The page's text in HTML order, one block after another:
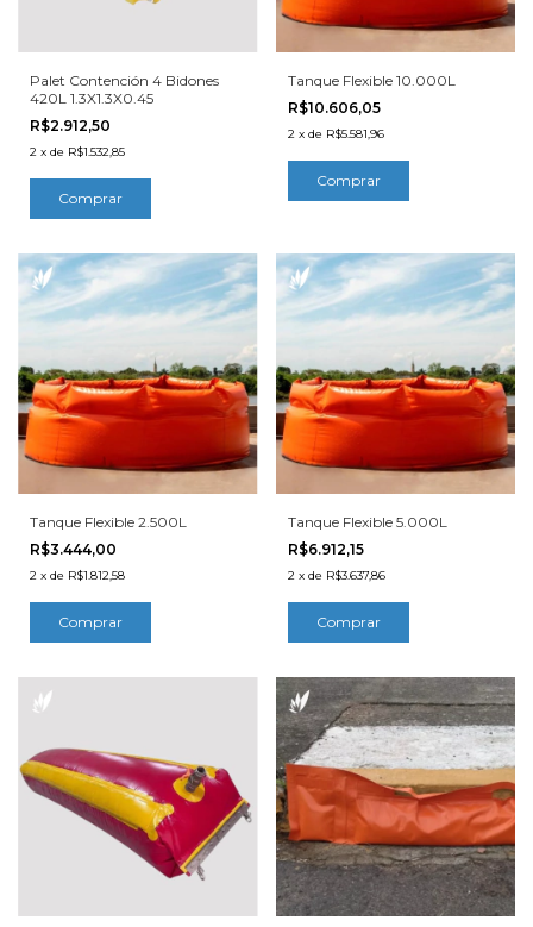
Palet Contención 4 Bidones
420L 1.3X1.3X0.45
R$2.912,50
2 x de R$1.532,85
Tanque Flexible 10.000L
R$10.606,05
2 x de R$5.581,96
Tanque Flexible 2.500L
R$3.444,00
2 x de R$1.812,58
Tanque Flexible 5.000L
R$6.912,15
2 x de R$3.637,86